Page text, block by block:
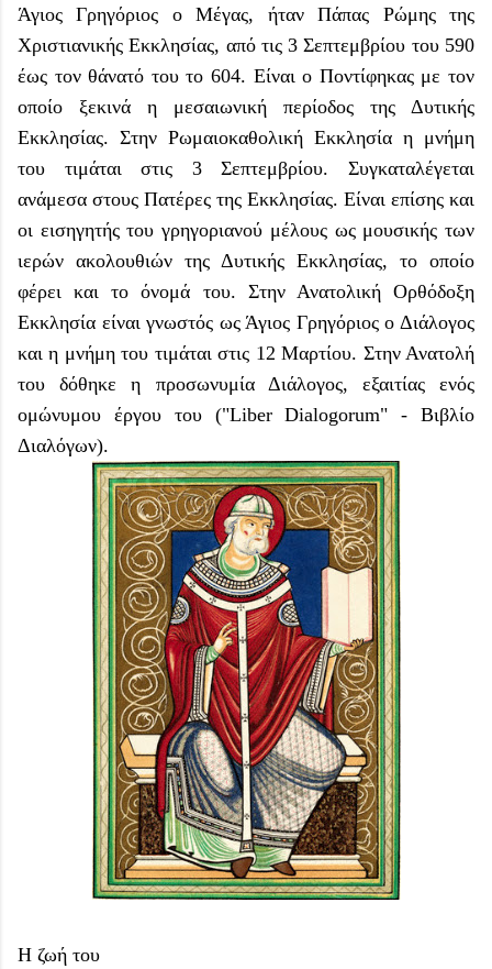
Άγιος Γρηγόριος ο Μέγας, ήταν Πάπας Ρώμης της
Χριστιανικής Εκκλησίας, από τις 3 Σεπτεμβρίου του 590
έως τον θάνατό του το 604. Είναι ο Ποντίφηκας με τον
οποίο ξεκινά η μεσαιωνική περίοδος της Δυτικής
Εκκλησίας. Στην Ρωμαιοκαθολική Εκκλησία η μνήμη
του τιμάται στις 3 Σεπτεμβρίου. Συγκαταλέγεται
ανάμεσα στους Πατέρες της Εκκλησίας. Είναι επίσης και
οι εισηγητής του γρηγοριανού μέλους ως μουσικής των
ιερών ακολουθιών της Δυτικής Εκκλησίας, το οποίο
φέρει και το όνομά του. Στην Ανατολική Ορθόδοξη
Εκκλησία είναι γνωστός ως Άγιος Γρηγόριος ο Διάλογος
και η μνήμη του τιμάται στις 12 Μαρτίου. Στην Ανατολή
του δόθηκε η προσωνυμία Διάλογος, εξαιτίας ενός
ομώνυμου έργου του ("Liber Dialogorum" - Βιβλίο
Διαλόγων).
Η ζωή του